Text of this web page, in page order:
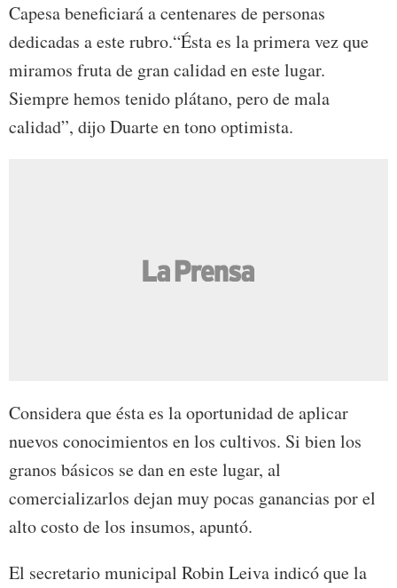
Capesa beneficiará a centenares de personas
dedicadas a este rubro.“Ésta es la primera vez que
miramos fruta de gran calidad en este lugar.
Siempre hemos tenido plátano, pero de mala
calidad”, dijo Duarte en tono optimista.
Considera que ésta es la oportunidad de aplicar
nuevos conocimientos en los cultivos. Si bien los
granos básicos se dan en este lugar, al
comercializarlos dejan muy pocas ganancias por el
alto costo de los insumos, apuntó.
El secretario municipal Robin Leiva indicó que la